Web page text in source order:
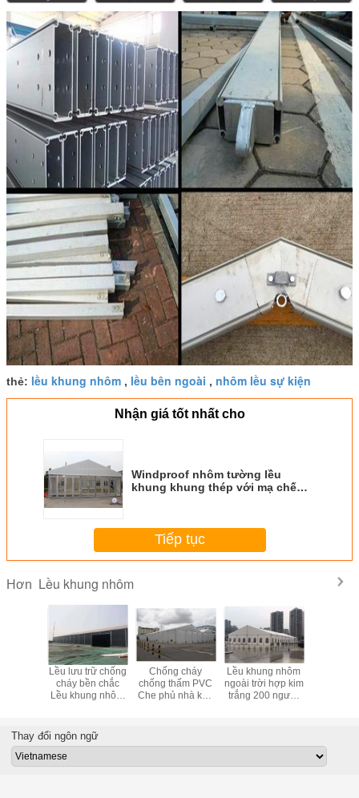
thẻ: lều khung nhôm , lều bên ngoài , nhôm lều sự kiện
Nhận giá tốt nhất cho
Windproof nhôm tường lều
khung khung thép với mạ chế
Tiếp tục
Hơn Lều khung nhôm
Lều lưu trữ chống
cháy bền chắc
Lều khung nhôm
Chống cháy
chống thấm PVC
Che phủ nhà kho
Lều khung nhôm
ngoài trời hợp kim
trắng 200 người
Thay đổi ngôn ngữ